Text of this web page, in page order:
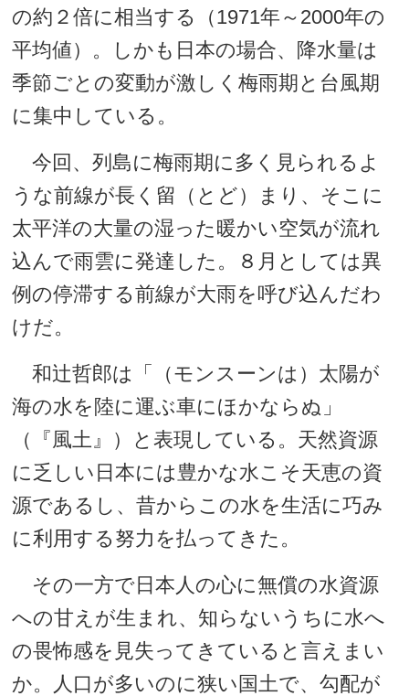
の約２倍に相当する（1971年～2000年の
平均値）。しかも日本の場合、降水量は
季節ごとの変動が激しく梅雨期と台風期
に集中している。
今回、列島に梅雨期に多く見られるよ
うな前線が長く留（とど）まり、そこに
太平洋の大量の湿った暖かい空気が流れ
込んで雨雲に発達した。８月としては異
例の停滞する前線が大雨を呼び込んだわ
けだ。
和辻哲郎は「（モンスーンは）太陽が
海の水を陸に運ぶ車にほかならぬ」
（『風土』）と表現している。天然資源
に乏しい日本には豊かな水こそ天恵の資
源であるし、昔からこの水を生活に巧み
に利用する努力を払ってきた。
その一方で日本人の心に無償の水資源
への甘えが生まれ、知らないうちに水へ
の畏怖感を見失ってきていると言えまい
か。人口が多いのに狭い国土で、勾配が